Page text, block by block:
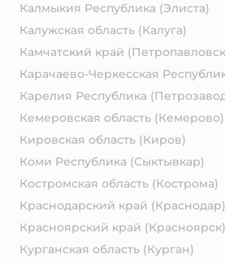
Калмыкия Республика (Элиста)
Калужская область (Калуга)
Камчатский край
Карачаево-Черкесская
Карелия Республика
Кемеровская область (Кемерово)
Кировская область (Киров)
Коми Республика (Сыктывкар)
Костромская область (Кострома)
Краснодарский край (Краснодар)
Красноярский край (Красноярск)
Курганская область (Курган)